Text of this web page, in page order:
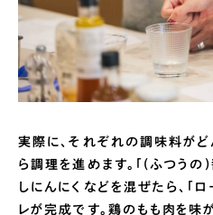
実際に、それぞれの調味料が
ら調理を進めます。「(ふつうの)
しにんにくなどを混ぜたら、「
レが完成です。鶏のもも肉を味